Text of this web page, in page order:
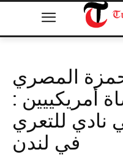
حمزة المصري
أمريكييين :
نادي للتعري
في لندن